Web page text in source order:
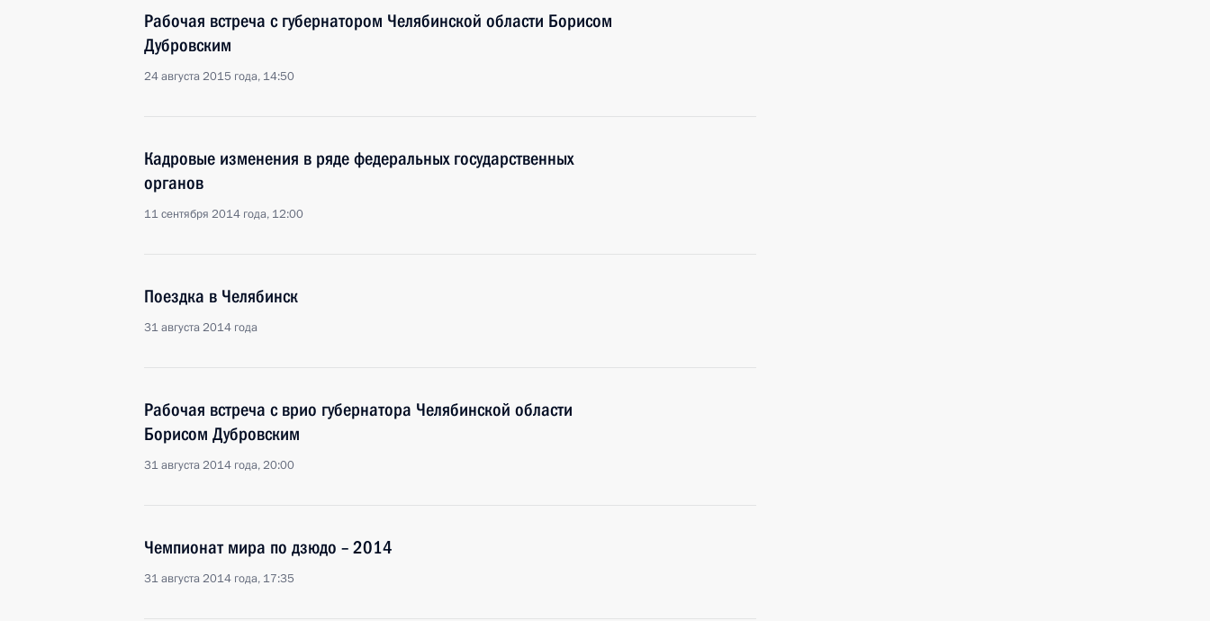
Рабочая встреча с губернатором Челябинской области Борисом
Дубровским
24 августа 2015 года, 14:50
Кадровые изменения в ряде федеральных государственных
органов
11 сентября 2014 года, 12:00
Поездка в Челябинск
31 августа 2014 года
Рабочая встреча с врио губернатора Челябинской области
Борисом Дубровским
31 августа 2014 года, 20:00
Чемпионат мира по дзюдо – 2014
31 августа 2014 года, 17:35